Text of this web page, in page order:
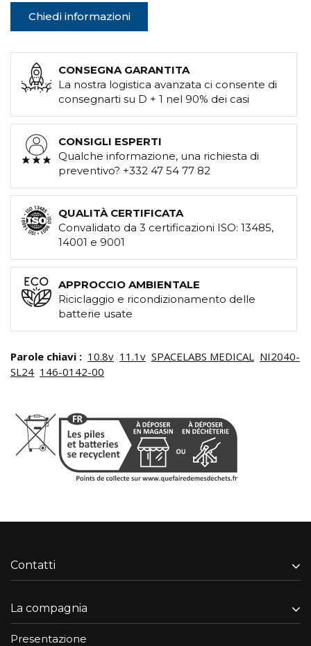
Chiedi informazioni
CONSEGNA GARANTITA
La nostra logistica avanzata ci consente di
consegnarti su D + 1 nel 90% dei casi
CONSIGLI ESPERTI
Qualche informazione, una richiesta di
preventivo? +332 47 54 77 82
QUALITÀ CERTIFICATA
Convalidato da 3 certificazioni ISO: 13485,
14001 e 9001
APPROCCIO AMBIENTALE
Riciclaggio e ricondizionamento delle
batterie usate
Parole chiavi : 10.8v 11.1v SPACELABS MEDICAL NI2040-
SL24 146-0142-00
Contatti
La compagnia
Presentazione